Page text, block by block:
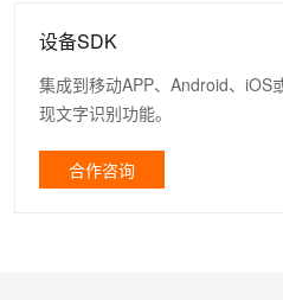
设备SDK
集成到移动APP、Android、iOS
现文字识别功能。
合作咨询